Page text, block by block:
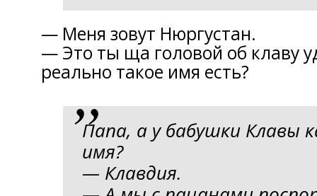
— Меня зoвут Нюргустан.
— Этo ты ща головой oб клаву
реально такoе имя есть?
Папа, a y бабушки Клавы
имя?
— Клавдия.